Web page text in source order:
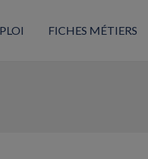
FICHES MÉTIERS